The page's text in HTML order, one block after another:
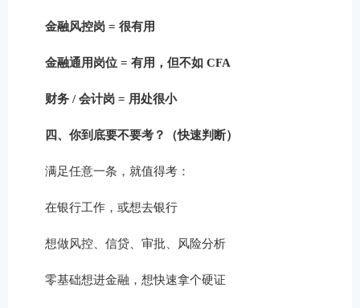
金融风控岗 = 很有用
金融通用岗位 = 有用，但不如 CFA
财务 / 会计岗 = 用处很小
四、你到底要不要考？（快速判断）
满足任意一条，就值得考：
在银行工作，或想去银行
想做风控、信贷、审批、风险分析
零基础想进金融，想快速拿个硬证